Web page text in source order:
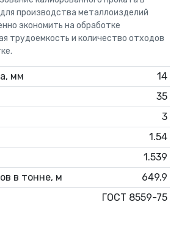
производства металлоизделий
экономить на обработке
трудоемкость и количество отходов
мм
14
35
3
1.54
1.539
в тонне, м
649.9
ГОСТ 8559-75